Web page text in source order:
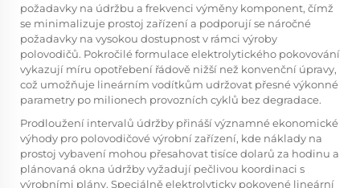
požadavky na údržbu a frekvenci výměny komponent, čímž
se minimalizuje prostoj zařízení a podporují se náročné
požadavky na vysokou dostupnost v rámci výroby
polovodičů. Pokročilé formulace elektrolytického pokovování
vykazují míru opotřebení řádově nižší než konvenční úpravy,
což umožňuje lineárním vodítkům udržovat přesné výkonné
parametry po milionech provozních cyklů bez degradace.
Prodloužení intervalů údržby přináší významné ekonomické
výhody pro polovodičové výrobní zařízení, kde náklady na
prostoj vybavení mohou přesahovat tisíce dolarů za hodinu a
plánovaná okna údržby vyžadují pečlivou koordinaci s
výrobními plány. Speciálně elektrolyticky pokovené lineární